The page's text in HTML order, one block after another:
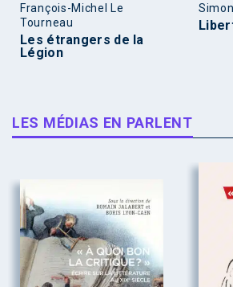
François-Michel Le
Tourneau
Les étrangers de la
Légion
LES MÉDIAS EN PARLENT